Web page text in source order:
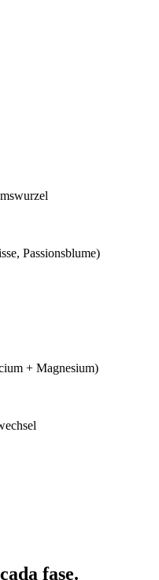
Passionsblume)
+ Magnesium)
fase.